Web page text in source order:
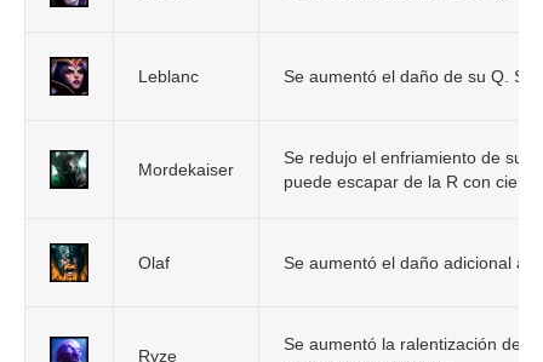
Leblanc Se aumentó el daño de su Q.
Mordekaiser
Se redujo el enfriamiento de su
puede escapar de la R con
Olaf Se aumentó el daño adicional a
Ryze
Se aumentó la ralentización de